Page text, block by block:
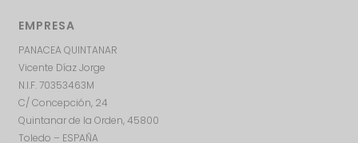
EMPRESA
PANACEA QUINTANAR
Vicente Díaz Jorge
N.I.F. 70353463M
C/ Concepción, 24
Quintanar de la Orden, 45800
Toledo – ESPAÑA